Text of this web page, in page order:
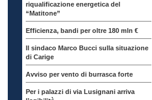
riqualificazione energetica del
“Matitone”
Efficienza, bandi per oltre 180 mln €
Il sindaco Marco Bucci sulla situazione
di Carige
Avviso per vento di burrasca forte
Per i palazzi di via Lusignani arriva